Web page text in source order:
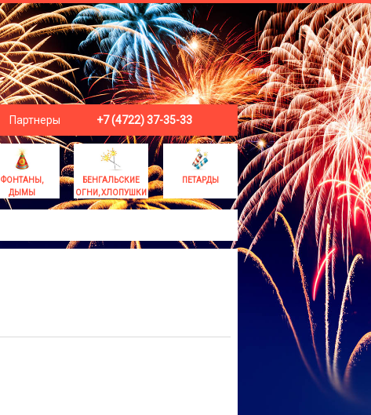
Партнеры +7 (4722) 37-35-33
ФОНТАНЫ,
ДЫМЫ
БЕНГАЛЬСКИЕ
ОГНИ, ХЛОПУШКИ
ПЕТАРДЫ